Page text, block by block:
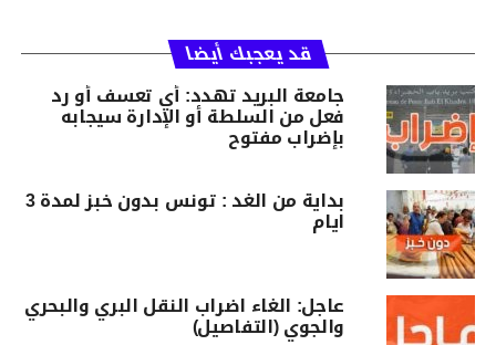
قد يعجبك أيضا
جامعة البريد تهدد: أي تعسف أو رد
فعل من السلطة أو الإدارة سيجابه
بإضراب مفتوح
بداية من الغد : تونس بدون خبز لمدة 3
ايام
عاجل: الغاء اضراب النقل البري والبحري
والجوي (التفاصيل)